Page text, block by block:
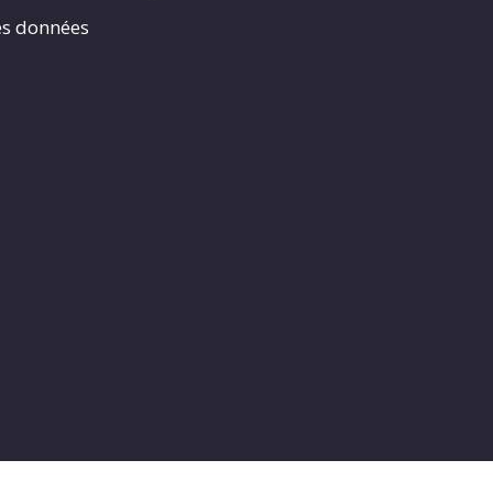
données